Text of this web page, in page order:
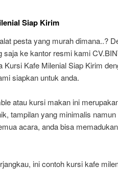
Siap Kirim
pesta yang murah dimana..?
saja ke kantor resmi kami
Kafe Milenial Siap Kirim
siapkan untuk anda.
atau kursi makan ini
tampilan yang minimalis namun
acara, anda bisa
ini contoh kursi kafe